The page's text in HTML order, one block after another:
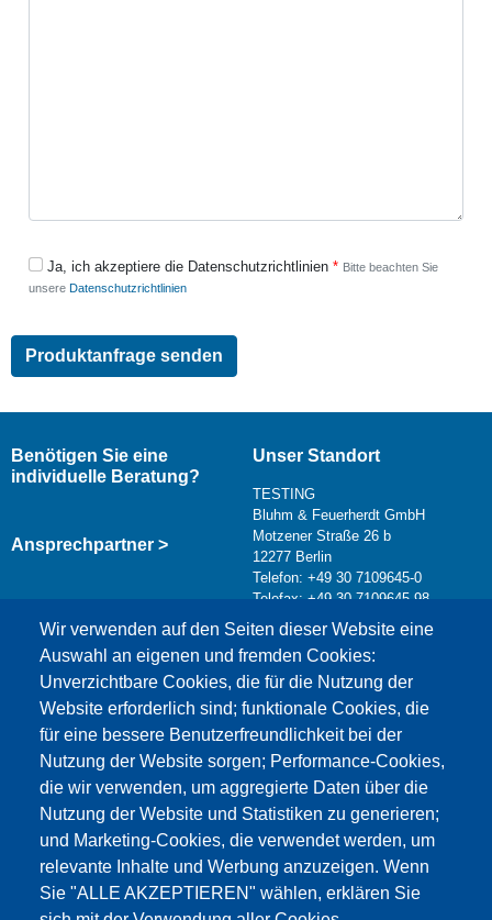
Ja, ich akzeptiere die Datenschutzrichtlinien
Bitte beachten Sie
unsere Datenschutzrichtlinien
Wir verwenden auf den Seiten dieser Website eine
Auswahl an eigenen und fremden Cookies:
Unverzichtbare Cookies, die für die Nutzung der
Website erforderlich sind; funktionale Cookies, die
für eine bessere Benutzerfreundlichkeit bei der
Nutzung der Website sorgen; Performance-Cookies,
die wir verwenden, um aggregierte Daten über die
Nutzung der Website und Statistiken zu generieren;
und Marketing-Cookies, die verwendet werden, um
relevante Inhalte und Werbung anzuzeigen. Wenn
Sie "ALLE AKZEPTIEREN" wählen, erklären Sie
Benötigen Sie eine
individuelle Beratung?
Ansprechpartner >
Unser Standort
TESTING
Bluhm & Feuerherdt GmbH
Motzener Straße 26 b
12277 Berlin
Telefon: +49 30 7109645-0
Telefax: +49 30 7109645-98
info@testing.de
Dieser Inhalt ist blockiert, da die Google Maps
Cookies nicht akzeptiert wurden.
NUR DIE GOOGLE MAPS COOKIES
AKZEPTIEREN.